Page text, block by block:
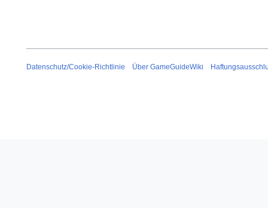
Datenschutz/Cookie-Richtlinie Über GameGuideWiki